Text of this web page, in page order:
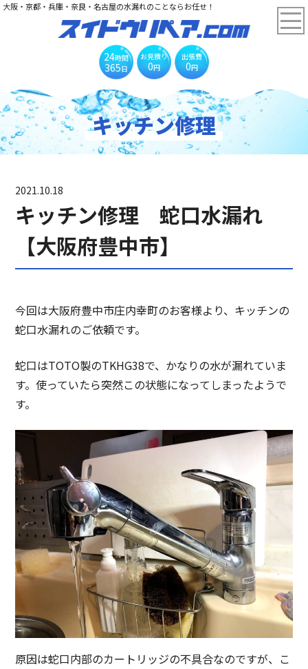
大阪・京都・兵庫・奈良・名古屋の水漏れのことならお任せ！
24時間
365日
お見積り
0円
出張費
0円
キッチン修理
2021.10.18
キッチン修理 蛇口水漏れ
【大阪府豊中市】
今回は大阪府豊中市庄内幸町のお客様より、キッチンの
蛇口水漏れのご依頼です。
蛇口はTOTO製のTKHG38で、かなりの水が漏れていま
す。使っていたら突然この状態になってしまったようで
す。
原因は蛇口内部のカートリッジの不具合なのですが、こ